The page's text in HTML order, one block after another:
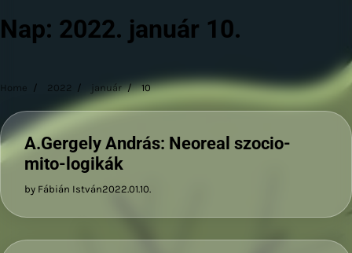
Nap: 2022. január 10.
Home 2022 január 10
A.Gergely András: Neoreal szocio-
mito-logikák
by Fábián István2022.01.10.